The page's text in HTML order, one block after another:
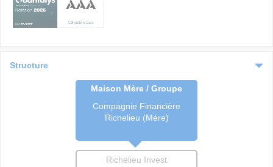
Structure
Maison Mère / Groupe
Compagnie Financière
Richelieu (Mère)
Richelieu Invest